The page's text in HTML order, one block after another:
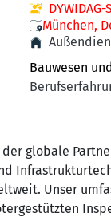
München,
Bauwesen
der globale
Unser